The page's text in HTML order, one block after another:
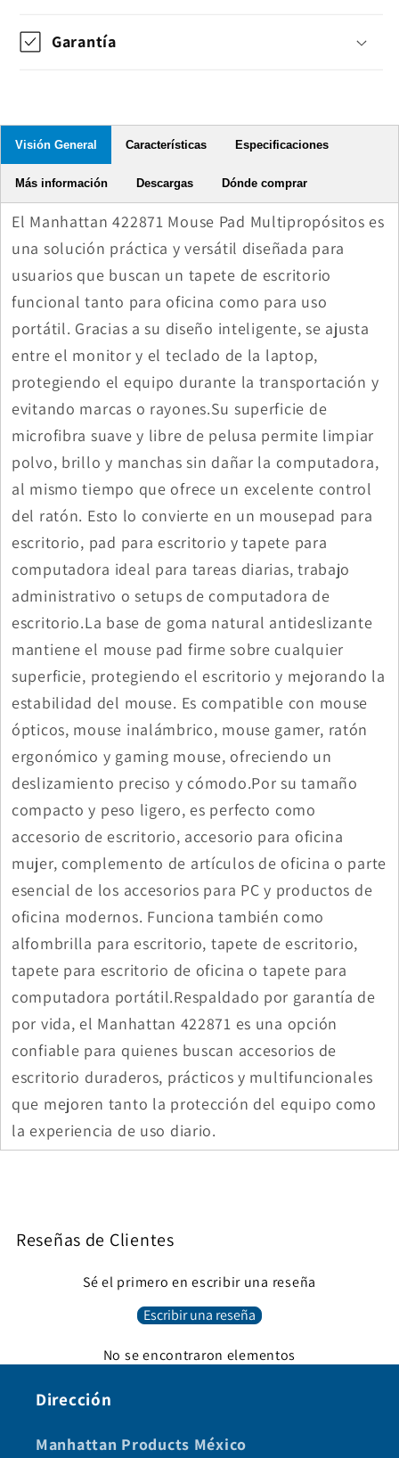
Garantía
Visión General Características Especificaciones
Más información Descargas Dónde comprar
El Manhattan 422871 Mouse Pad Multipropósitos es
una solución práctica y versátil diseñada para
usuarios que buscan un tapete de escritorio
funcional tanto para oficina como para uso
portátil. Gracias a su diseño inteligente, se ajusta
entre el monitor y el teclado de la laptop,
protegiendo el equipo durante la transportación y
evitando marcas o rayones.Su superficie de
microfibra suave y libre de pelusa permite limpiar
polvo, brillo y manchas sin dañar la computadora,
al mismo tiempo que ofrece un excelente control
del ratón. Esto lo convierte en un mousepad para
escritorio, pad para escritorio y tapete para
computadora ideal para tareas diarias, trabajo
administrativo o setups de computadora de
escritorio.La base de goma natural antideslizante
mantiene el mouse pad firme sobre cualquier
superficie, protegiendo el escritorio y mejorando la
estabilidad del mouse. Es compatible con mouse
ópticos, mouse inalámbrico, mouse gamer, ratón
ergonómico y gaming mouse, ofreciendo un
deslizamiento preciso y cómodo.Por su tamaño
compacto y peso ligero, es perfecto como
accesorio de escritorio, accesorio para oficina
mujer, complemento de artículos de oficina o parte
esencial de los accesorios para PC y productos de
oficina modernos. Funciona también como
alfombrilla para escritorio, tapete de escritorio,
tapete para escritorio de oficina o tapete para
computadora portátil.Respaldado por garantía de
por vida, el Manhattan 422871 es una opción
confiable para quienes buscan accesorios de
escritorio duraderos, prácticos y multifuncionales
que mejoren tanto la protección del equipo como
la experiencia de uso diario.
Reseñas de Clientes
Sé el primero en escribir una reseña
Escribir una reseña
No se encontraron elementos
Dirección
Manhattan Products México